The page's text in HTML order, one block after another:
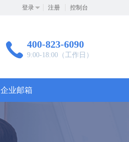
登录 注册 控制台
400-823-6090
9:00-18:00（工作日）
企业邮箱